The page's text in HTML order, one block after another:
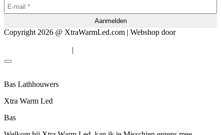
Copyright 2026 @ XtraWarmLed.com | Webshop door
|
Bas Lathhouwers
Xtra Warm Led
Bas